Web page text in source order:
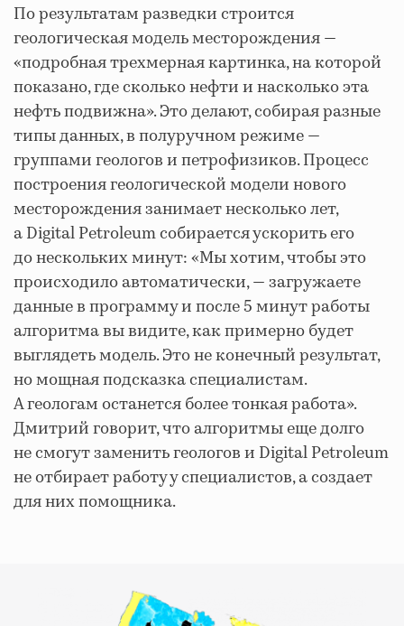
По результатам разведки строится
геологическая модель месторождения —
«подробная трехмерная картинка, на которой
показано, где сколько нефти и насколько эта
нефть подвижна». Это делают, собирая разные
типы данных, в полуручном режиме —
группами геологов и петрофизиков. Процесс
построения геологической модели нового
месторождения занимает несколько лет,
а Digital Petroleum собирается ускорить его
до нескольких минут: «Мы хотим, чтобы это
происходило автоматически, — загружаете
данные в программу и после 5 минут работы
алгоритма вы видите, как примерно будет
выглядеть модель. Это не конечный результат,
но мощная подсказка специалистам.
А геологам останется более тонкая работа».
Дмитрий говорит, что алгоритмы еще долго
не смогут заменить геологов и Digital Petroleum
не отбирает работу у специалистов, а создает
для них помощника.